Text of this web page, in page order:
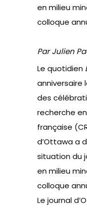
en milieu
colloque
Par Julien
Le quotidien
anniversaire
des
recherche
française
d’Ottawa a
situation du
en milieu
colloque
Le journal